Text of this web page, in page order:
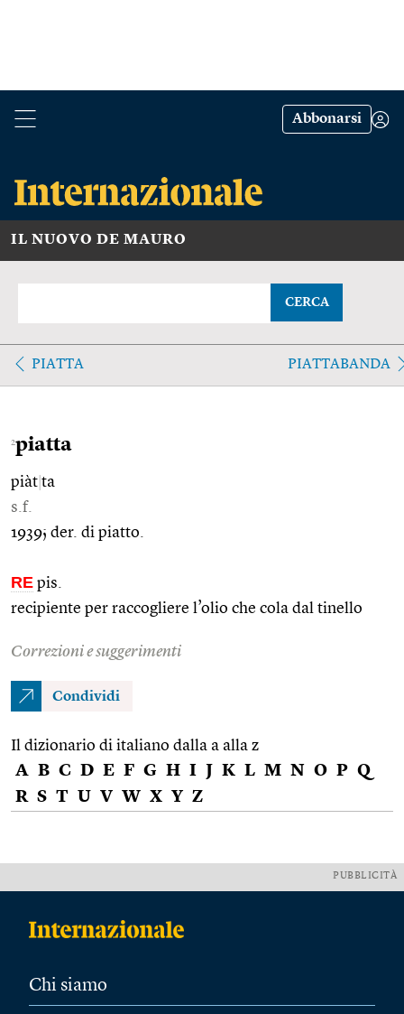
Abbonarsi
IL NUOVO DE MAURO
CERCA
PIATTA PIATTABANDA
2piatta
piàt ta
s.f.
1939; der. di piatto.
RE pis.
recipiente per raccogliere l’olio che cola dal tinello
Correzioni e suggerimenti
Condividi
Il dizionario di italiano dalla a alla z
A B C D E F G H I J K L M N O P Q
R S T U V W X Y Z
PUBBLICITÀ
Chi siamo